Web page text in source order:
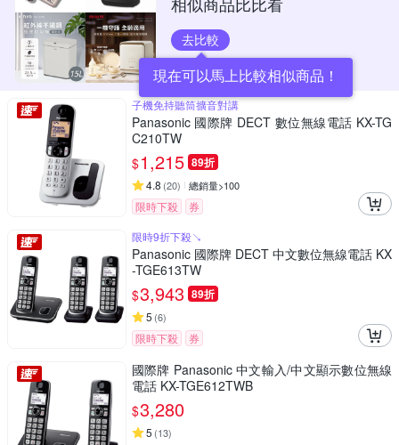
去比較
現在可以馬上比較相似商品！
子機免持聽筒擴音對講
Panasonic 國際牌 DECT 數位無線電話 KX-TG
C210TW
$1,215 89折
4.8 (20) 總銷量>100
限時下殺
券
限時9折下殺↘
Panasonic 國際牌 DECT 中文數位無線電話 KX
-TGE613TW
$3,943 89折
5 (6)
限時下殺 券
國際牌 Panasonic 中文輸入/中文顯示數位無線
電話 KX-TGE612TWB
$3,280
5 (13)